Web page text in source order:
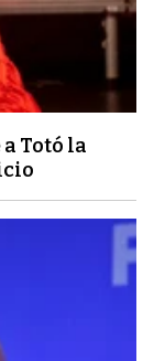
Totó la